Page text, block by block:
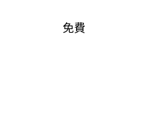
免費